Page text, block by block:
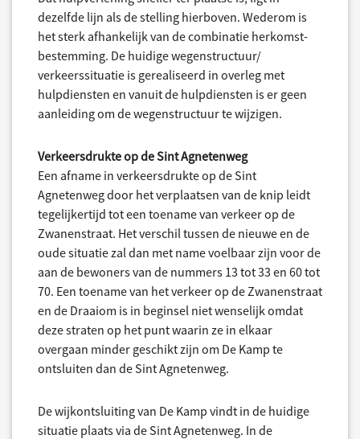
dezelfde lijn als de stelling hierboven. Wederom is
het sterk afhankelijk van de combinatie herkomst-
bestemming. De huidige wegenstructuur/
verkeerssituatie is gerealiseerd in overleg met
hulpdiensten en vanuit de hulpdiensten is er geen
aanleiding om de wegenstructuur te wijzigen.
Verkeersdrukte op de Sint Agnetenweg
Een afname in verkeersdrukte op de Sint
Agnetenweg door het verplaatsen van de knip leidt
tegelijkertijd tot een toename van verkeer op de
Zwanenstraat. Het verschil tussen de nieuwe en de
oude situatie zal dan met name voelbaar zijn voor de
aan de bewoners van de nummers 13 tot 33 en 60 tot
70. Een toename van het verkeer op de Zwanenstraat
en de Draaiom is in beginsel niet wenselijk omdat
deze straten op het punt waarin ze in elkaar
overgaan minder geschikt zijn om De Kamp te
ontsluiten dan de Sint Agnetenweg.
De wijkontsluiting van De Kamp vindt in de huidige
situatie plaats via de Sint Agnetenweg. In de